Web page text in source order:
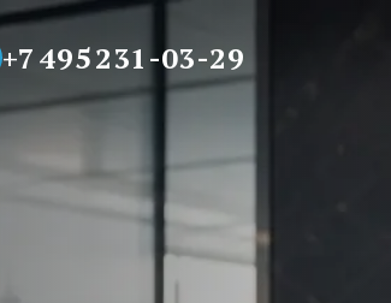
+7 495 231-03-29